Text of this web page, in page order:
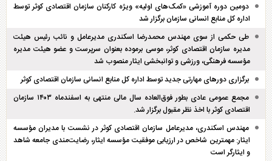
دومین دوره آموزشی «کمک‌های اولیه» ویژه کارکنان سازمان اقتصادی کوثر توسط
اداره کل منابع انسانی سازمان برگزار شد
طی حکمی از سوی مهندس محمدرضا اسکندری مدیرعامل و نائب رئیس هیئت
مدیره سازمان اقتصادی کوثر، موسی برموده بعنوان سرپرست و عضو هیئت مدیره
مؤسسه فرهنگی، ورزشی و توانبخشی ایثار منصوب شد
برگزاری دور‌های مهارتی جدید توسط اداره کل منابع انسانی سازمان اقتصادی کوثر
مجمع عمومی عادی بطور فوق‌العاده سال مالی منتهی به اسفند‌ماه ۱۴۰۳ سازمان
اقتصادی کوثر با اخذ نظر مقبول برگزار شد.
مهندس اسکندری، مدیرعامل سازمان اقتصادی کوثر در نشست با مدیران مؤسسه
ایثار: مهمترین شاخص در ارزیابی موفقیت مؤسسه ایثار، رضایت‌مندی جامعه شاهد
و ایثارگر است